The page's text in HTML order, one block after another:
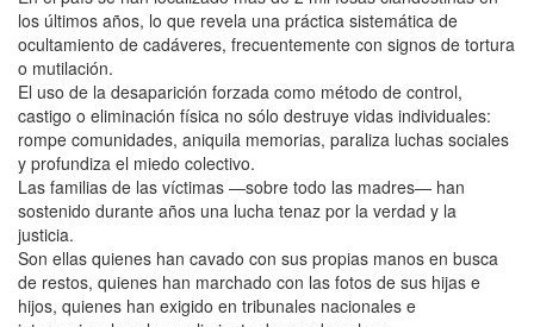
los últimos años, lo que revela una práctica sistemática de
ocultamiento de cadáveres, frecuentemente con signos de tortura
o mutilación.
El uso de la desaparición forzada como método de control,
castigo o eliminación física no sólo destruye vidas individuales:
rompe comunidades, aniquila memorias, paraliza luchas sociales
y profundiza el miedo colectivo.
Las familias de las víctimas —sobre todo las madres— han
sostenido durante años una lucha tenaz por la verdad y la
justicia.
Son ellas quienes han cavado con sus propias manos en busca
de restos, quienes han marchado con las fotos de sus hijas e
hijos, quienes han exigido en tribunales nacionales e